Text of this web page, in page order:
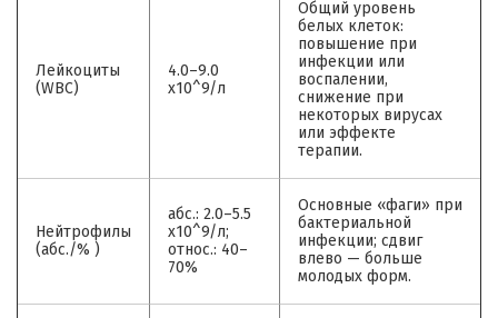
Лейкоциты
(WBC)
4.0–9.0
x10^9/л
Общий уровень
белых клеток:
повышение при
инфекции или
воспалении,
снижение при
некоторых вирусах
или эффекте
терапии.
Нейтрофилы
(абс./% )
абс.: 2.0–5.5
x10^9/л;
относ.: 40–
70%
Основные «фаги» при
бактериальной
инфекции; сдвиг
влево — больше
молодых форм.